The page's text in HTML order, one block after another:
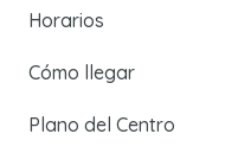
Horarios
Cómo llegar
Plano del Centro